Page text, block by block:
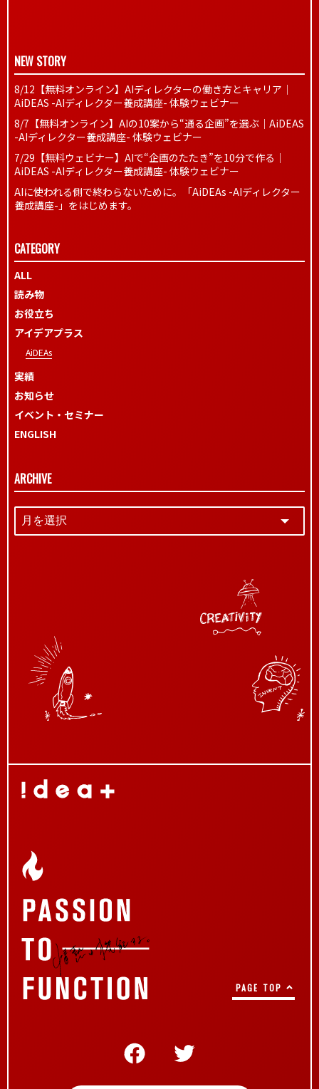
NEW STORY
8/12【無料オンライン】AIディレクターの働き方とキャリア｜
AiDEAS -AIディレクター養成講座- 体験ウェビナー
8/7【無料オンライン】AIの10案から“通る企画”を選ぶ｜AiDEAS
-AIディレクター養成講座- 体験ウェビナー
7/29【無料ウェビナー】AIで“企画のたたき”を10分で作る｜
AiDEAS -AIディレクター養成講座- 体験ウェビナー
AIに使われる側で終わらないために。「AiDEAs -AIディレクター
養成講座-」をはじめます。
CATEGORY
ALL
読み物
お役立ち
アイデアプラス
AiDEAs
実績
お知らせ
イベント・セミナー
ENGLISH
ARCHIVE
PAGE TOP